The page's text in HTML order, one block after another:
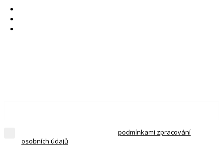
podmínkami zpracování
osobních údajů